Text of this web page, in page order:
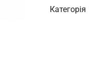
Категорія